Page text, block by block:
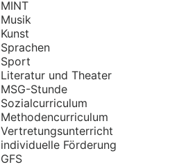
MINT
Musik
Kunst
Sprachen
Sport
Literatur und Theater
MSG-Stunde
Sozialcurriculum
Methodencurriculum
Vertretungsunterricht
individuelle Förderung
GFS